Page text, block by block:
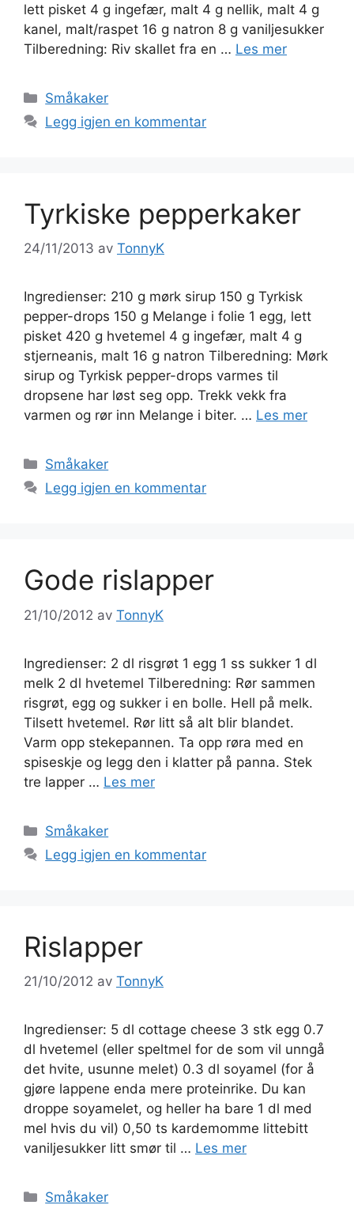
lett pisket 4 g ingefær, malt 4 g nellik, malt 4 g
kanel, malt/raspet 16 g natron 8 g vaniljesukker
Tilberedning: Riv skallet fra en … Les mer
Kategorier
Småkaker
Legg igjen en kommentar
Tyrkiske pepperkaker
24/11/2013 av TonnyK
Ingredienser: 210 g mørk sirup 150 g Tyrkisk
pepper-drops 150 g Melange i folie 1 egg, lett
pisket 420 g hvetemel 4 g ingefær, malt 4 g
stjerneanis, malt 16 g natron Tilberedning: Mørk
sirup og Tyrkisk pepper-drops varmes til
dropsene har løst seg opp. Trekk vekk fra
varmen og rør inn Melange i biter. … Les mer
Kategorier
Småkaker
Legg igjen en kommentar
Gode rislapper
21/10/2012 av TonnyK
Ingredienser: 2 dl risgrøt 1 egg 1 ss sukker 1 dl
melk 2 dl hvetemel Tilberedning: Rør sammen
risgrøt, egg og sukker i en bolle. Hell på melk.
Tilsett hvetemel. Rør litt så alt blir blandet.
Varm opp stekepannen. Ta opp røra med en
spiseskje og legg den i klatter på panna. Stek
tre lapper … Les mer
Kategorier
Småkaker
Legg igjen en kommentar
Rislapper
21/10/2012 av TonnyK
Ingredienser: 5 dl cottage cheese 3 stk egg 0.7
dl hvetemel (eller speltmel for de som vil unngå
det hvite, usunne melet) 0.3 dl soyamel (for å
gjøre lappene enda mere proteinrike. Du kan
droppe soyamelet, og heller ha bare 1 dl med
mel hvis du vil) 0,50 ts kardemomme littebitt
vaniljesukker litt smør til … Les mer
Kategorier
Småkaker